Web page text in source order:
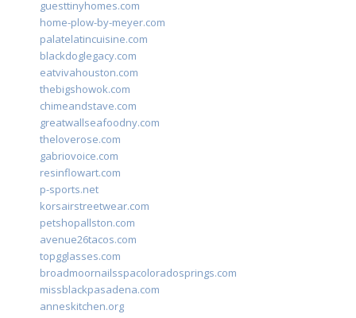
guesttinyhomes.com
home-plow-by-meyer.com
palatelatincuisine.com
blackdoglegacy.com
eatvivahouston.com
thebigshowok.com
chimeandstave.com
greatwallseafoodny.com
theloverose.com
gabriovoice.com
resinflowart.com
p-sports.net
korsairstreetwear.com
petshopallston.com
avenue26tacos.com
topgglasses.com
broadmoornailsspacoloradosprings.com
missblackpasadena.com
anneskitchen.org